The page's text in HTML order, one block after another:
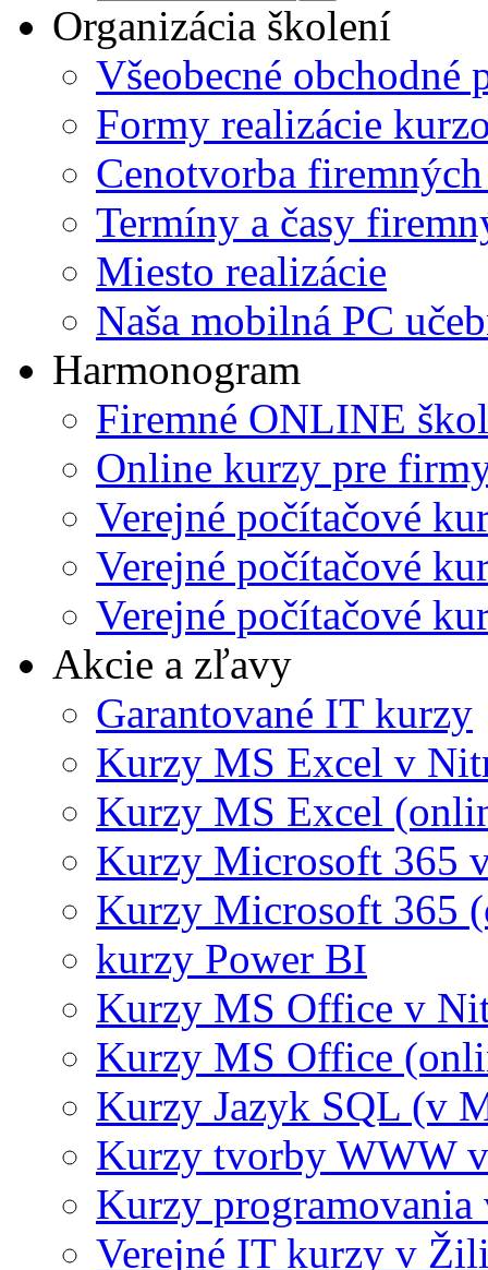
Organizácia školení
Všeobecné obchodné
Formy realizácie
Cenotvorba
Termíny a časy
Miesto realizácie
Naša mobilná PC
Harmonogram
Firemné ONLINE
Online kurzy pre
Verejné počítačové
Verejné počítačové
Verejné počítačové
Akcie a zľavy
Garantované IT kurzy
Kurzy MS Excel v
Kurzy MS Excel
Kurzy Microsoft 365
Kurzy Microsoft 365
kurzy Power BI
Kurzy MS Office v
Kurzy MS Office
Kurzy Jazyk SQL (v
Kurzy tvorby WWW
Kurzy
Verejné IT kurzy v